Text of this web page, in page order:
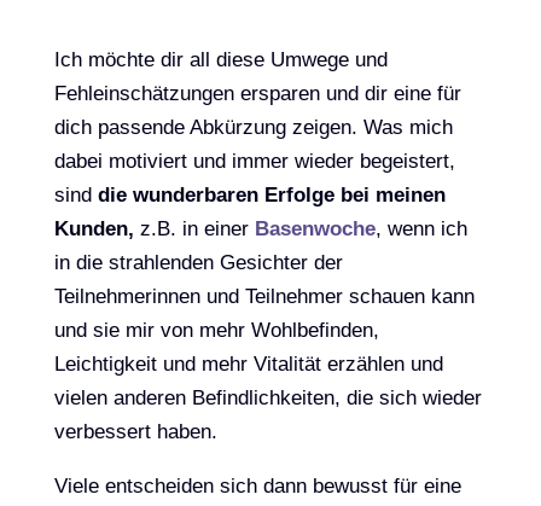
Ich möchte dir all diese Umwege und
Fehleinschätzungen ersparen und dir eine für
dich passende Abkürzung zeigen. Was mich
dabei motiviert und immer wieder begeistert,
sind die wunderbaren Erfolge bei meinen
Kunden, z.B. in einer Basenwoche, wenn ich
in die strahlenden Gesichter der
Teilnehmerinnen und Teilnehmer schauen kann
und sie mir von mehr Wohlbefinden,
Leichtigkeit und mehr Vitalität erzählen und
vielen anderen Befindlichkeiten, die sich wieder
verbessert haben.
Viele entscheiden sich dann bewusst für eine